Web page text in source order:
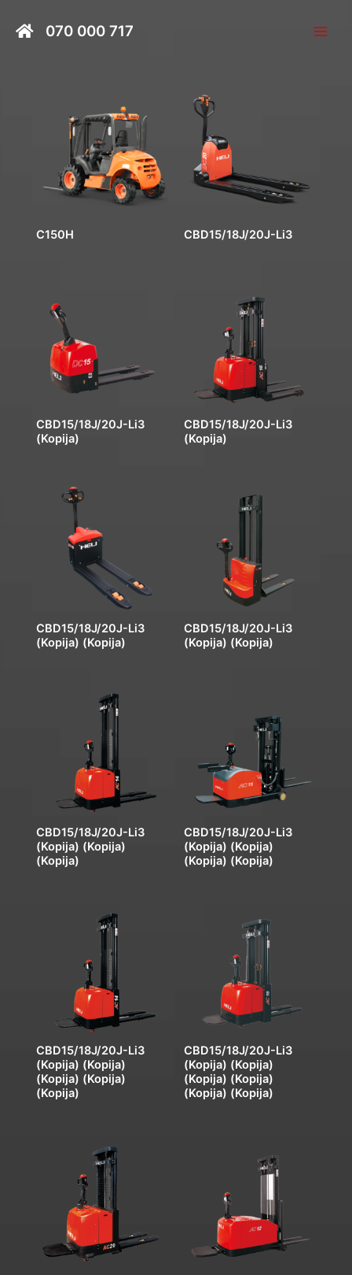
070 000 717
C150H CBD15/18J/20J-Li3
CBD15/18J/20J-Li3
(Kopija)
CBD15/18J/20J-Li3
(Kopija)
CBD15/18J/20J-Li3
(Kopija) (Kopija)
CBD15/18J/20J-Li3
(Kopija) (Kopija)
CBD15/18J/20J-Li3
(Kopija) (Kopija)
(Kopija)
CBD15/18J/20J-Li3
(Kopija) (Kopija)
(Kopija) (Kopija)
CBD15/18J/20J-Li3
(Kopija) (Kopija)
(Kopija) (Kopija)
(Kopija)
CBD15/18J/20J-Li3
(Kopija) (Kopija)
(Kopija) (Kopija)
(Kopija) (Kopija)